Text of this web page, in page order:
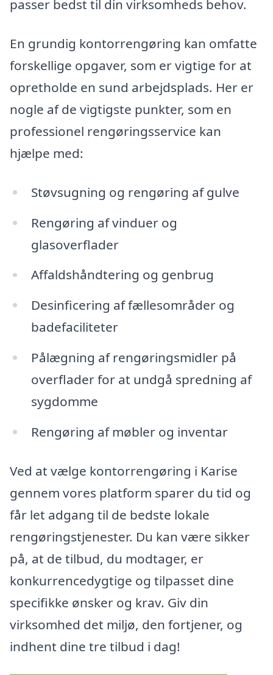
passer bedst til din virksomheds behov.
En grundig kontorrengøring kan omfatte
forskellige opgaver, som er vigtige for at
opretholde en sund arbejdsplads. Her er
nogle af de vigtigste punkter, som en
professionel rengøringsservice kan
hjælpe med:
Støvsugning og rengøring af gulve
Rengøring af vinduer og
glasoverflader
Affaldshåndtering og genbrug
Desinficering af fællesområder og
badefaciliteter
Pålægning af rengøringsmidler på
overflader for at undgå spredning af
sygdomme
Rengøring af møbler og inventar
Ved at vælge kontorrengøring i Karise
gennem vores platform sparer du tid og
får let adgang til de bedste lokale
rengøringstjenester. Du kan være sikker
på, at de tilbud, du modtager, er
konkurrencedygtige og tilpasset dine
specifikke ønsker og krav. Giv din
virksomhed det miljø, den fortjener, og
indhent dine tre tilbud i dag!